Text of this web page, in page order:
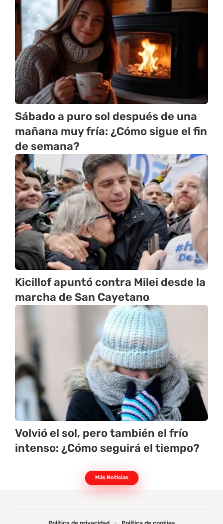
Sábado a puro sol después de una
mañana muy fría: ¿Cómo sigue el fin
de semana?
Kicillof apuntó contra Milei desde la
marcha de San Cayetano
Volvió el sol, pero también el frío
intenso: ¿Cómo seguirá el tiempo?
Más Noticias